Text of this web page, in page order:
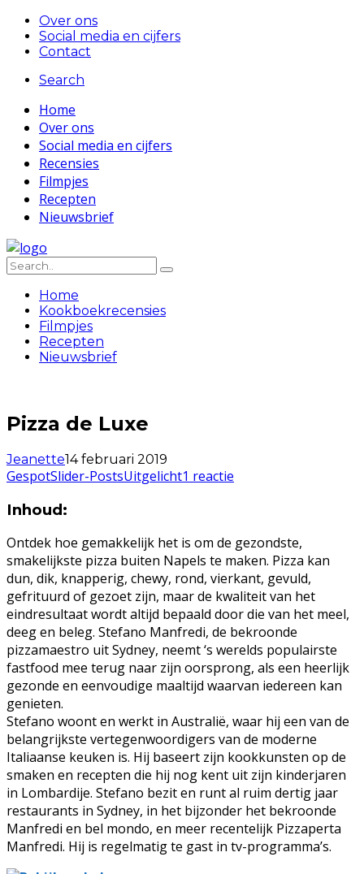
Over ons
Social media en cijfers
Contact
Search
Home
Over ons
Social media en cijfers
Recensies
Filmpjes
Recepten
Nieuwsbrief
Home
Kookboekrecensies
Filmpjes
Recepten
Nieuwsbrief
Pizza de Luxe
Jeanette14 februari 2019
GespotSlider-PostsUitgelicht1 reactie
Inhoud:
Ontdek hoe gemakkelijk het is om de gezondste,
smakelijkste pizza buiten Napels te maken. Pizza kan
dun, dik, knapperig, chewy, rond, vierkant, gevuld,
gefrituurd of gezoet zijn, maar de kwaliteit van het
eindresultaat wordt altijd bepaald door die van het meel,
deeg en beleg. Stefano Manfredi, de bekroonde
pizzamaestro uit Sydney, neemt ‘s werelds populairste
fastfood mee terug naar zijn oorsprong, als een heerlijk
gezonde en eenvoudige maaltijd waarvan iedereen kan
genieten.
Stefano woont en werkt in Australië, waar hij een van de
belangrijkste vertegenwoordigers van de moderne
Italiaanse keuken is. Hij baseert zijn kookkunsten op de
smaken en recepten die hij nog kent uit zijn kinderjaren
in Lombardije. Stefano bezit en runt al ruim dertig jaar
restaurants in Sydney, in het bijzonder het bekroonde
Manfredi en bel mondo, en meer recentelijk Pizzaperta
Manfredi. Hij is regelmatig te gast in tv-programma’s.